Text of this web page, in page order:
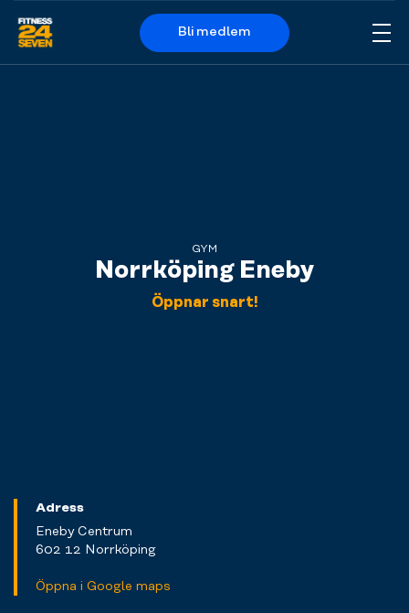
Logo
Bli medlem
GYM
Norrköping Eneby
Öppnar snart!
Adress
Eneby Centrum
602 12 Norrköping
Öppna i Google maps